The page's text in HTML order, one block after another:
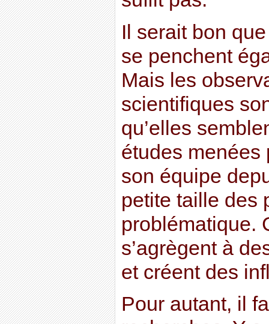
Il serait bon
se penchent
Mais les
scientifiques
qu’elles
études menées
son équipe
petite taille des
problématique.
s’agrègent à
et créent des
Pour autant, il